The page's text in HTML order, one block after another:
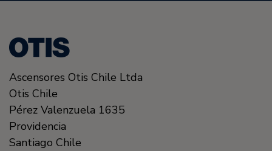
Ascensores Otis Chile Ltda
Otis Chile
Pérez Valenzuela 1635
Providencia
Santiago Chile